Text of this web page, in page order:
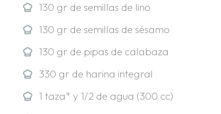
130 gr de semillas de lino
130 gr de semillas de sésamo
130 gr de pipas de calabaza
330 gr de harina integral
1 taza* y 1/2 de agua (300 cc)